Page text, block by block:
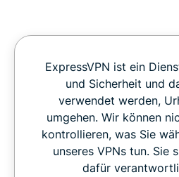
ExpressVPN ist ein
und Sicherheit und
verwendet werden,
umgehen. Wir können
kontrollieren, was Sie
unseres VPNs tun. Sie
dafür